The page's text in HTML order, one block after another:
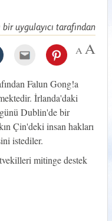
uygulayıcı tarafından
Falun Gong!a
İrlanda'daki
Dublin'de bir
Çin'deki insan hakları
istediler.
mitinge destek